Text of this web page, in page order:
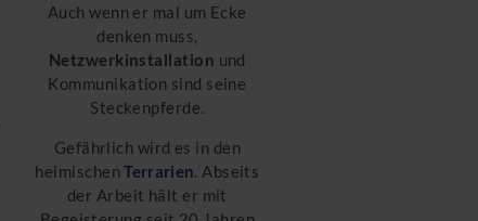
Auch wenn er mal um Ecke
denken muss,
Netzwerkinstallation und
Kommunikation sind seine
Steckenpferde.
Gefährlich wird es in den
heimischenTerrarien . Abseits
der Arbeit hält er mit